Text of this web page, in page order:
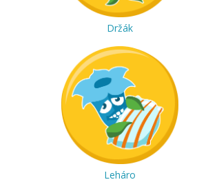
Držák
Leháro